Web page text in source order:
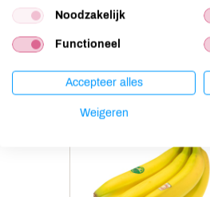
Anderen kochten
Noodzakelijk
Functioneel
Accepteer alles
Weigeren